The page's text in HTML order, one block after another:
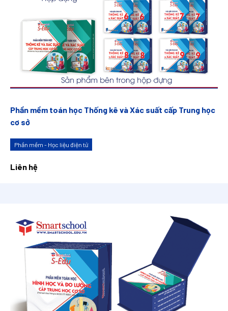
Phần mềm toán học Thống kê và Xác suất cấp Trung học
cơ sở
Phần mềm - Học liệu điện tử
Liên hệ